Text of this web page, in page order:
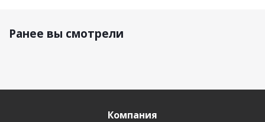
Ранее вы смотрели
Компания